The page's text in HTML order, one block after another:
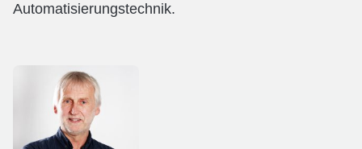
Automatisierungstechnik.